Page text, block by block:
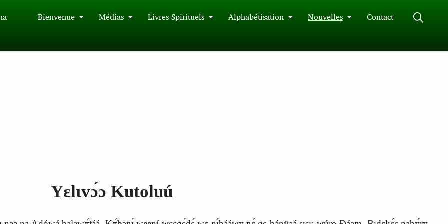
Bienvenue Médias Livres Spirituels Alphabétisation Nouvelles
Contact
Yɛlɩvɔ́ɔ Kutoluú